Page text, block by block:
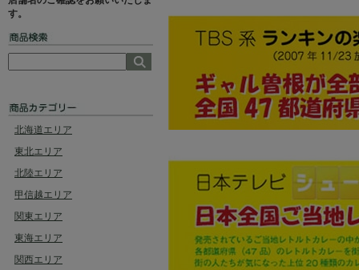
す。
北海道エリア
東北エリア
北陸エリア
甲信越エリア
関東エリア
東海エリア
関西エリア